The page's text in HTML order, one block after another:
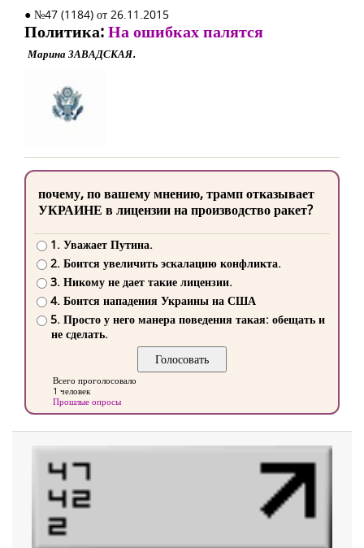
● №47 (1184) от 26.11.2015
Политика:На ошибках палятся
Марина ЗАВАДСКАЯ.
почему, по вашему мнению, трамп отказывает
УКРАИНЕ в лицензии на производство ракет?
1. Уважает Путина.
2. Боится увеличить эскалацию конфликта.
3. Никому не дает такие лицензии.
4. Боится нападения Украины на США
5. Просто у него манера поведения такая: обещать и
не сделать.
Всего проголосовало
1 человек
Прошлые опросы